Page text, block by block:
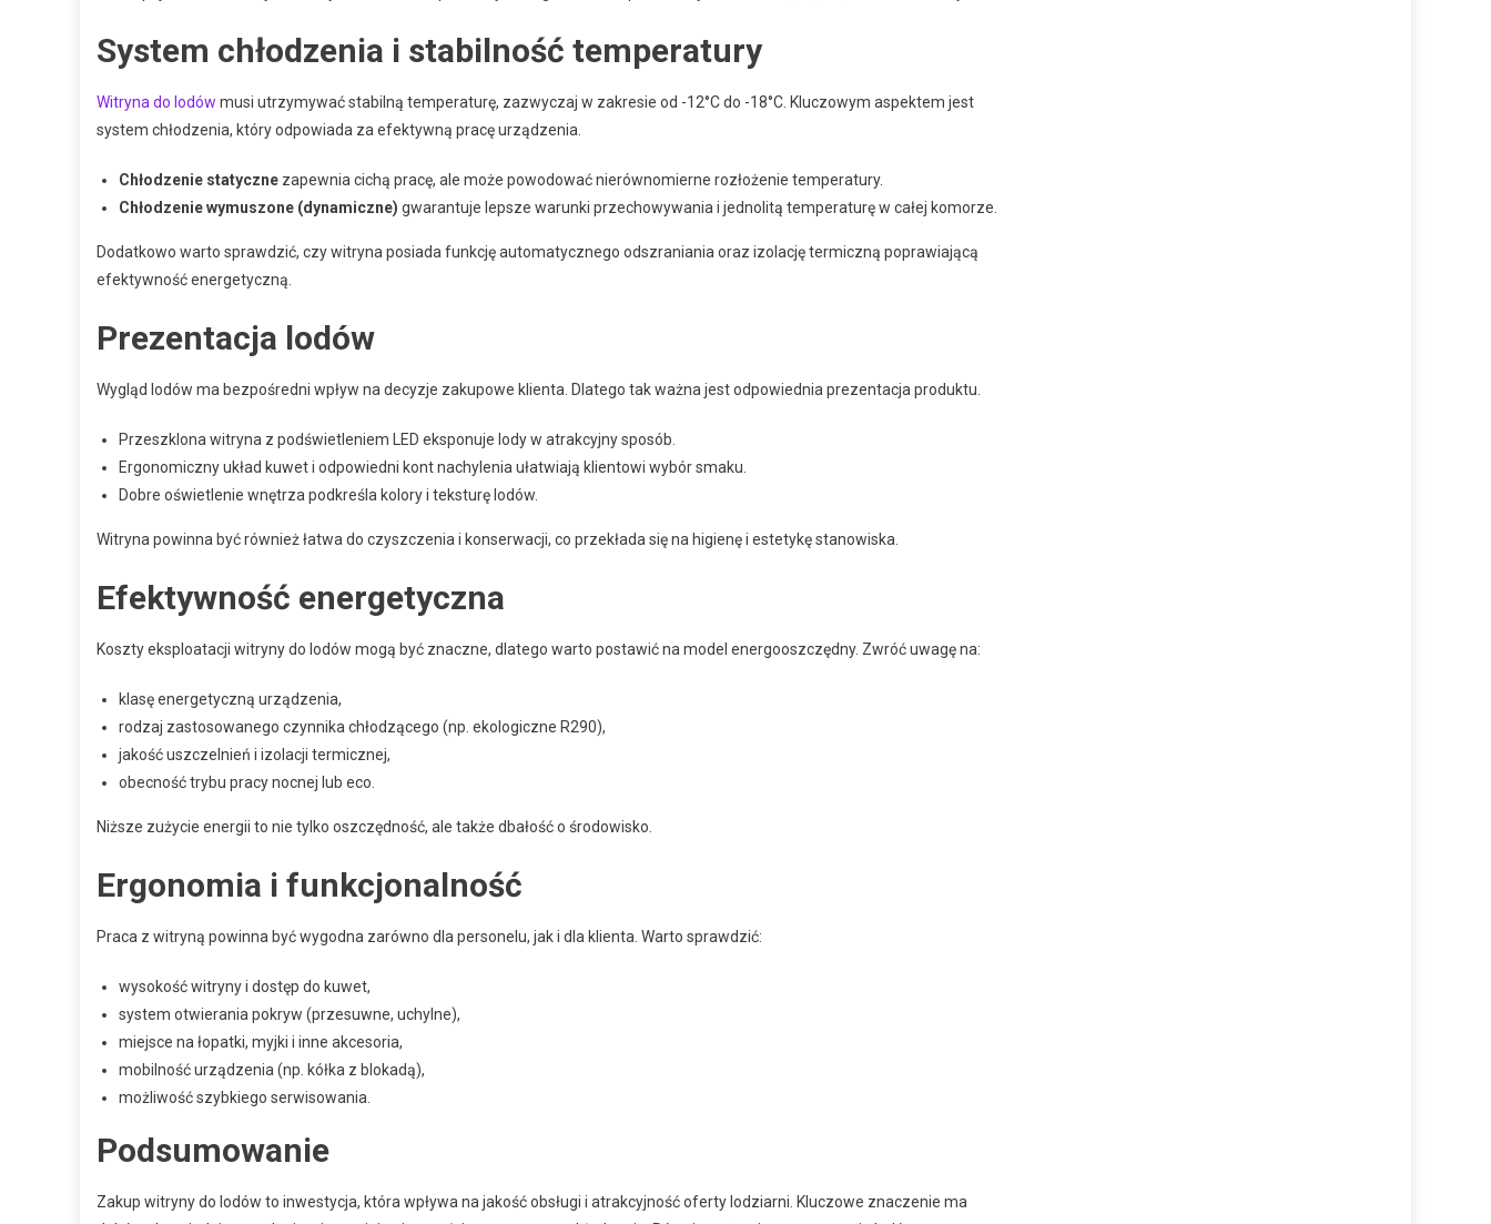
System chłodzenia i stabilność temperatury
Witryna do lodów musi utrzymywać stabilną temperaturę, zazwyczaj w zakresie od -12°C do -18°C. Kluczowym aspektem jest
system chłodzenia, który odpowiada za efektywną pracę urządzenia.
Chłodzenie statyczne zapewnia cichą pracę, ale może powodować nierównomierne rozłożenie temperatury.
Chłodzenie wymuszone (dynamiczne) gwarantuje lepsze warunki przechowywania i jednolitą temperaturę w całej komorze.
Dodatkowo warto sprawdzić, czy witryna posiada funkcję automatycznego odszraniania oraz izolację termiczną poprawiającą
efektywność energetyczną.
Prezentacja lodów
Wygląd lodów ma bezpośredni wpływ na decyzje zakupowe klienta. Dlatego tak ważna jest odpowiednia prezentacja produktu.
Przeszklona witryna z podświetleniem LED eksponuje lody w atrakcyjny sposób.
Ergonomiczny układ kuwet i odpowiedni kont nachylenia ułatwiają klientowi wybór smaku.
Dobre oświetlenie wnętrza podkreśla kolory i teksturę lodów.
Witryna powinna być również łatwa do czyszczenia i konserwacji, co przekłada się na higienę i estetykę stanowiska.
Efektywność energetyczna
Koszty eksploatacji witryny do lodów mogą być znaczne, dlatego warto postawić na model energooszczędny. Zwróć uwagę na:
klasę energetyczną urządzenia,
rodzaj zastosowanego czynnika chłodzącego (np. ekologiczne R290),
jakość uszczelnień i izolacji termicznej,
obecność trybu pracy nocnej lub eco.
Niższe zużycie energii to nie tylko oszczędność, ale także dbałość o środowisko.
Ergonomia i funkcjonalność
Praca z witryną powinna być wygodna zarówno dla personelu, jak i dla klienta. Warto sprawdzić:
wysokość witryny i dostęp do kuwet,
system otwierania pokryw (przesuwne, uchylne),
miejsce na łopatki, myjki i inne akcesoria,
mobilność urządzenia (np. kółka z blokadą),
możliwość szybkiego serwisowania.
Podsumowanie
Zakup witryny do lodów to inwestycja, która wpływa na jakość obsługi i atrakcyjność oferty lodziarni. Kluczowe znaczenie ma